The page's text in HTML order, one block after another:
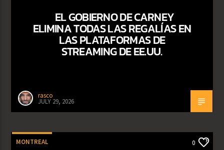
EL GOBIERNO DE CARNEY
ELIMINA TODAS LAS REGALÍAS EN
LAS PLATAFORMAS DE
STREAMING DE EE.UU.
rasco
JULY 29, 2026
MONTREAL 0